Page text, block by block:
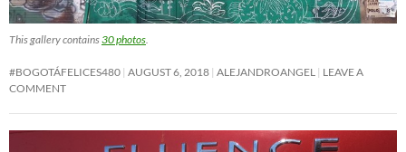
This gallery contains30 photos
#BOGOTÁFELICES480 AUGUST 6, 2018 ALEJANDROANGEL
LEAVE A
COMMENT